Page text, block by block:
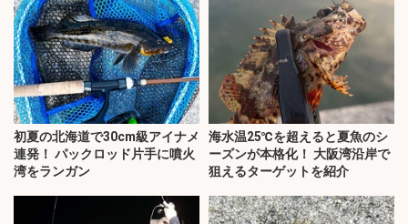
初夏の北海道で30cm級アイナメ
連発！ パックロッド片手に噴火
湾をランガン
海水温25℃を超えると夏魚のシ
ーズンが本格化！ 大阪湾沿岸で
狙えるターゲットを紹介